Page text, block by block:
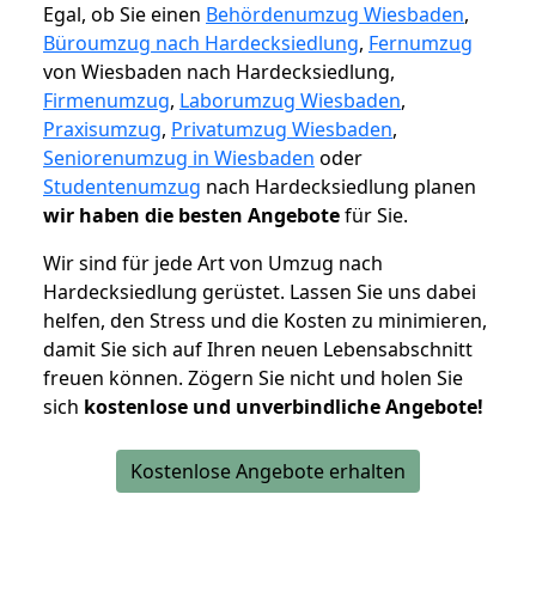
Egal, ob Sie einen Behördenumzug Wiesbaden,
Büroumzug nach Hardecksiedlung, Fernumzug
von Wiesbaden nach Hardecksiedlung,
Firmenumzug, Laborumzug Wiesbaden,
Praxisumzug, Privatumzug Wiesbaden,
Seniorenumzug in Wiesbaden oder
Studentenumzug nach Hardecksiedlung planen
wir haben die besten Angebotefür Sie.
Wir sind für jede Art von Umzug nach
Hardecksiedlung gerüstet. Lassen Sie uns dabei
helfen, den Stress und die Kosten zu minimieren,
damit Sie sich auf Ihren neuen Lebensabschnitt
freuen können. Zögern Sie nicht und holen Sie
sich kostenlose und unverbindliche Angebote!
Kostenlose Angebote erhalten